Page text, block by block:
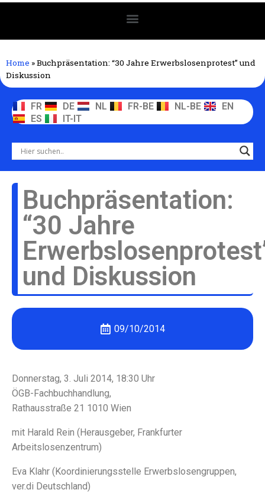
Home »Buchpräsentation: “30 Jahre Erwerbslosenprotest” und
Diskussion
FR DE NL FR-BE NL-BE
EN
ES
IT-IT
Buchpräsentation:
“30 Jahre
und Diskussion
09/10/2014
Donnerstag, 3. Juli 2014, 18:30 Uhr
ÖGB-Fachbuchhandlung,
Rathausstraße 21 1010 Wien
mit Harald Rein (Herausgeber, Frankfurter
Arbeitslosenzentrum)
Eva Klahr (Koordinierungsstelle Erwerbslosengruppen,
ver.di Deutschland)